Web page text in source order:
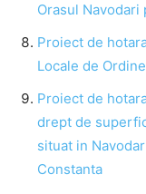
Orasul
Proiect de
Locale de
Proiect de
drept de
situat in
Constanta